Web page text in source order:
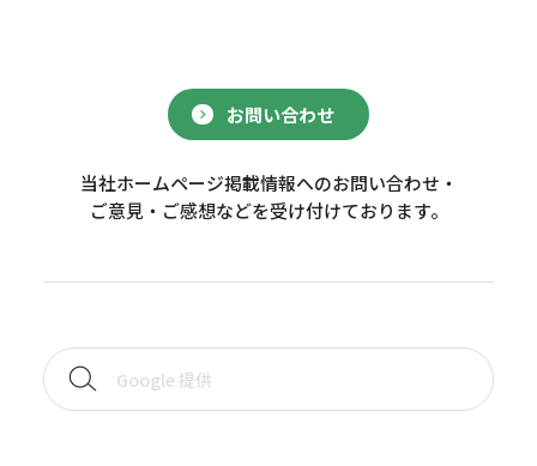
お問い合わせ
当社ホームページ掲載情報へのお問い合わせ・
ご意見・ご感想などを受け付けております。